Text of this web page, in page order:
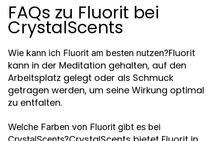
FAQs zu Fluorit bei
CrystalScents
Wie kann ich Fluorit am besten nutzen?Fluorit
kann in der Meditation gehalten, auf den
Arbeitsplatz gelegt oder als Schmuck
getragen werden, um seine Wirkung optimal
zu entfalten.
Welche Farben von Fluorit gibt es bei